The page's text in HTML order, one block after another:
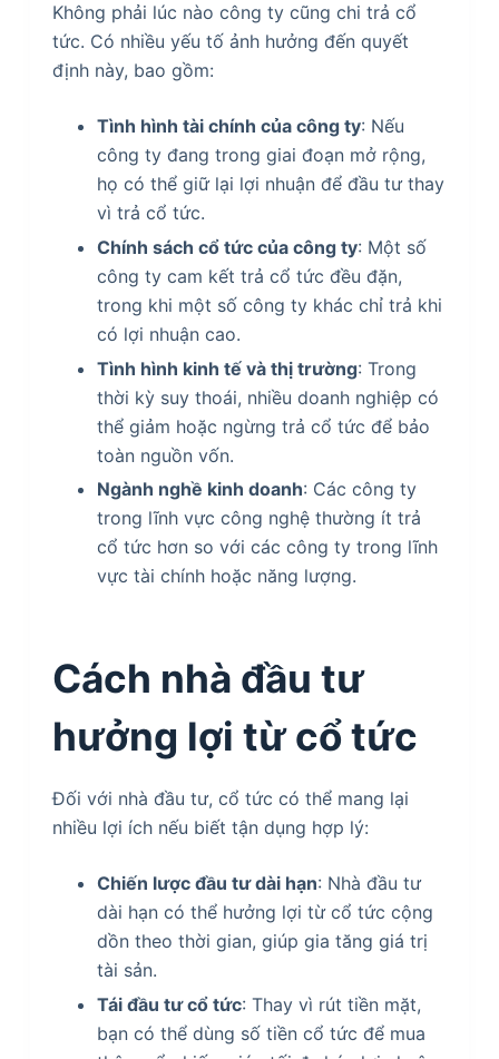
Không phải lúc nào công ty cũng chi trả cổ
tức. Có nhiều yếu tố ảnh hưởng đến quyết
định này, bao gồm:
Tình hình tài chính của công ty: Nếu
công ty đang trong giai đoạn mở rộng,
họ có thể giữ lại lợi nhuận để đầu tư thay
vì trả cổ tức.
Chính sách cổ tức của công ty: Một số
công ty cam kết trả cổ tức đều đặn,
trong khi một số công ty khác chỉ trả khi
có lợi nhuận cao.
Tình hình kinh tế và thị trường: Trong
thời kỳ suy thoái, nhiều doanh nghiệp có
thể giảm hoặc ngừng trả cổ tức để bảo
toàn nguồn vốn.
Ngành nghề kinh doanh: Các công ty
trong lĩnh vực công nghệ thường ít trả
cổ tức hơn so với các công ty trong lĩnh
vực tài chính hoặc năng lượng.
Cách nhà đầu tư
hưởng lợi từ cổ tức
Đối với nhà đầu tư, cổ tức có thể mang lại
nhiều lợi ích nếu biết tận dụng hợp lý:
Chiến lược đầu tư dài hạn: Nhà đầu tư
dài hạn có thể hưởng lợi từ cổ tức cộng
dồn theo thời gian, giúp gia tăng giá trị
tài sản.
Tái đầu tư cổ tức: Thay vì rút tiền mặt,
bạn có thể dùng số tiền cổ tức để mua